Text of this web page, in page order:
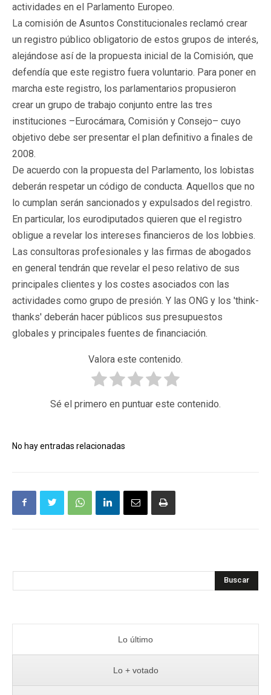
actividades en el Parlamento Europeo.
La comisión de Asuntos Constitucionales reclamó crear
un registro público obligatorio de estos grupos de interés,
alejándose así de la propuesta inicial de la Comisión, que
defendía que este registro fuera voluntario. Para poner en
marcha este registro, los parlamentarios propusieron
crear un grupo de trabajo conjunto entre las tres
instituciones –Eurocámara, Comisión y Consejo– cuyo
objetivo debe ser presentar el plan definitivo a finales de
2008.
De acuerdo con la propuesta del Parlamento, los lobistas
deberán respetar un código de conducta. Aquellos que no
lo cumplan serán sancionados y expulsados del registro.
En particular, los eurodiputados quieren que el registro
obligue a revelar los intereses financieros de los lobbies.
Las consultoras profesionales y las firmas de abogados
en general tendrán que revelar el peso relativo de sus
principales clientes y los costes asociados con las
actividades como grupo de presión. Y las ONG y los 'think-
thanks' deberán hacer públicos sus presupuestos
globales y principales fuentes de financiación.
Valora este contenido.
Sé el primero en puntuar este contenido.
No hay entradas relacionadas
Buscar
Lo último
Lo + votado